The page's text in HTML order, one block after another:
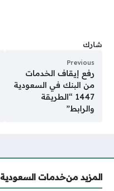
شارك
Previous
رفع إيقاف الخدمات
من البنك في السعودية
1447 “الطريقة
والرابط”
المزيد منخدمات السعودية